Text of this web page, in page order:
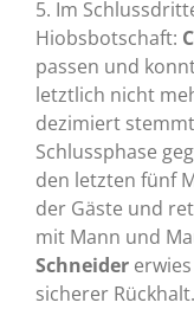
5. Im
Hiobsbotschaft:
passen und
letztlich nicht
dezimiert
Schlussphase
den letzten fünf
der Gäste und
mit Mann und
Schneider
sicherer Rückhalt.